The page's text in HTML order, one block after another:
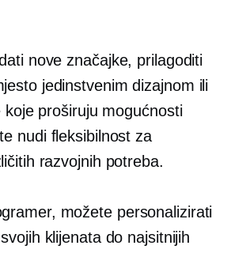
nove značajke, prilagoditi
jedinstvenim dizajnom ili
koje proširuju mogućnosti
nudi fleksibilnost za
razvojnih potreba.
možete personalizirati
klijenata do najsitnijih